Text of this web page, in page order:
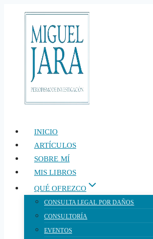
contenido
INICIO
ARTÍCULOS
SOBRE MÍ
MIS LIBROS
QUÉ OFREZCO
CONSULTA LEGAL POR DAÑOS
CONSULTORÍA
EVENTOS